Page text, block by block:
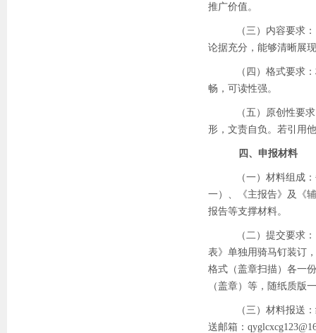
推广价值。
（三）内容要求
论据充分，能够清晰展
（四）格式要求
畅，可读性强。
（五）原创性要
形，文责自负。若引用
四、申报材料
（一）材料组成
一）、《主报告》及《
报告等支撑材料。
（二）提交要求：
表》单独用骑马钉装订
格式（盖章扫描）各一
（盖章）等，随纸质版
（三）材料报送
送邮箱：